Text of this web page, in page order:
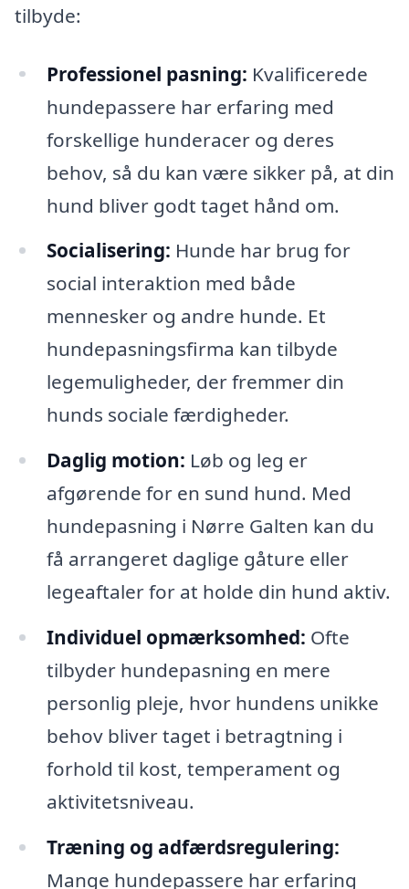
tilbyde:
Professionel pasning: Kvalificerede
hundepassere har erfaring med
forskellige hunderacer og deres
behov, så du kan være sikker på, at din
hund bliver godt taget hånd om.
Socialisering: Hunde har brug for
social interaktion med både
mennesker og andre hunde. Et
hundepasningsfirma kan tilbyde
legemuligheder, der fremmer din
hunds sociale færdigheder.
Daglig motion: Løb og leg er
afgørende for en sund hund. Med
hundepasning i Nørre Galten kan du
få arrangeret daglige gåture eller
legeaftaler for at holde din hund aktiv.
Individuel opmærksomhed: Ofte
tilbyder hundepasning en mere
personlig pleje, hvor hundens unikke
behov bliver taget i betragtning i
forhold til kost, temperament og
aktivitetsniveau.
Træning og adfærdsregulering:
Mange hundepassere har erfaring